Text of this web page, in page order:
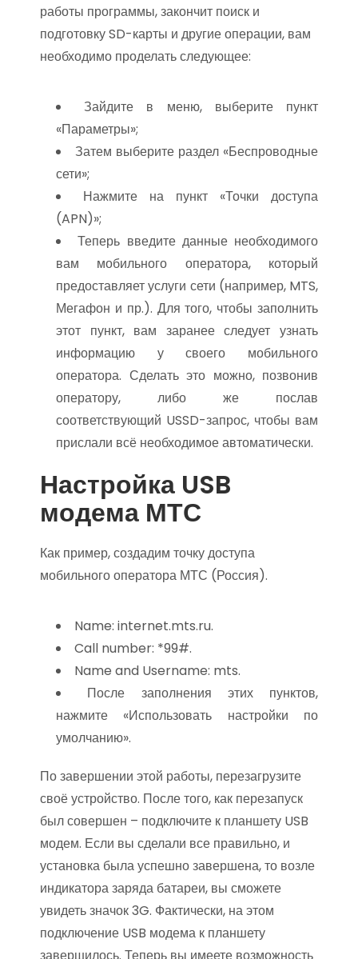
работы программы, закончит поиск и
подготовку SD-карты и другие операции, вам
необходимо проделать следующее:
Зайдите в меню, выберите пункт
«Параметры»;
Затем выберите раздел «Беспроводные
сети»;
Нажмите на пункт «Точки доступа
(APN)»;
Теперь введите данные необходимого
вам мобильного оператора, который
предоставляет услуги сети (например, MTS,
Мегафон и пр.). Для того, чтобы заполнить
этот пункт, вам заранее следует узнать
информацию у своего мобильного
оператора. Сделать это можно, позвонив
оператору, либо же послав
соответствующий USSD-запрос, чтобы вам
прислали всё необходимое автоматически.
Настройка USB
модема МТС
Как пример, создадим точку доступа
мобильного оператора МТС (Россия).
Name: internet.mts.ru.
Call number: *99#.
Name and Username: mts.
После заполнения этих пунктов,
нажмите «Использовать настройки по
умолчанию».
По завершении этой работы, перезагрузите
своё устройство. После того, как перезапуск
был совершен – подключите к планшету USB
модем. Если вы сделали все правильно, и
установка была успешно завершена, то возле
индикатора заряда батареи, вы сможете
увидеть значок 3G. Фактически, на этом
подключение USB модема к планшету